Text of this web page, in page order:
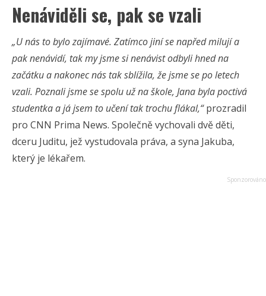
Nenáviděli se, pak se vzali
„U nás to bylo zajímavé. Zatímco jiní se napřed milují a
pak nenávidí, tak my jsme si nenávist odbyli hned na
začátku a nakonec nás tak sblížila, že jsme se po letech
vzali. Poznali jsme se spolu už na škole, Jana byla poctivá
studentka a já jsem to učení tak trochu flákal,“prozradil
pro CNN Prima News. Společně vychovali dvě děti,
dceru Juditu, jež vystudovala práva, a syna Jakuba,
který je lékařem.